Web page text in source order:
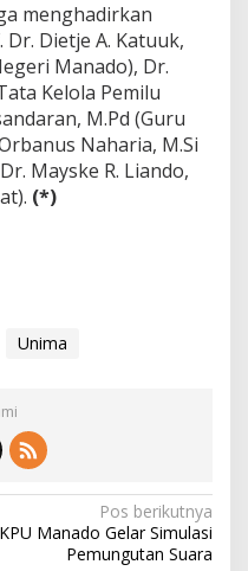
menghadirkan
Dietje A. Katuuk,
Manado), Dr.
Kelola Pemilu
M.Pd (Guru
Naharia, M.Si
Mayske R. Liando,
(*)
Unima
Pos berikutnya
KPU Manado Gelar Simulasi
Pemungutan Suara